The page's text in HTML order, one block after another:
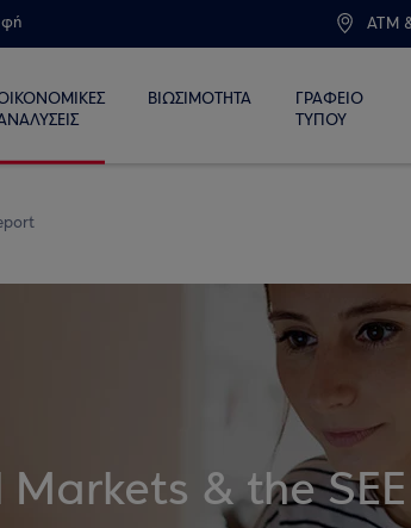
ATM
ΒΙΩΣΙΜΟΤΗΤΑ
ΓΡΑΦΕΙΟ
ΤΥΠΟΥ
& the SEE